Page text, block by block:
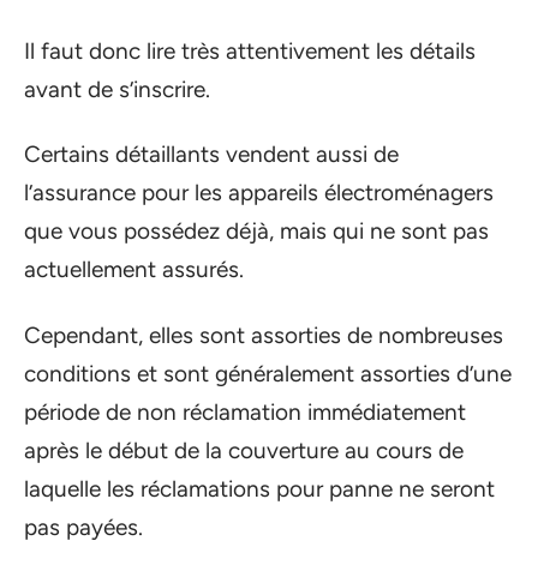
Il faut donc lire très attentivement les détails
avant de s’inscrire.
Certains détaillants vendent aussi de
l’assurance pour les appareils électroménagers
que vous possédez déjà, mais qui ne sont pas
actuellement assurés.
Cependant, elles sont assorties de nombreuses
conditions et sont généralement assorties d’une
période de non réclamation immédiatement
après le début de la couverture au cours de
laquelle les réclamations pour panne ne seront
pas payées.